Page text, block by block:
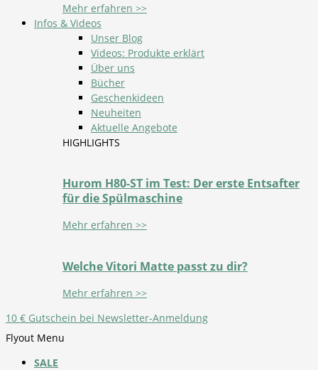
Mehr erfahren >>
Infos & Videos
Unser Blog
Videos: Produkte erklärt
Über uns
Bücher
Geschenkideen
Neuheiten
Aktuelle Angebote
HIGHLIGHTS
Hurom H80-ST im Test: Der erste Entsafter
für die Spülmaschine
Mehr erfahren >>
Welche Vitori Matte passt zu dir?
Mehr erfahren >>
10 € Gutschein bei Newsletter-Anmeldung
Flyout Menu
SALE